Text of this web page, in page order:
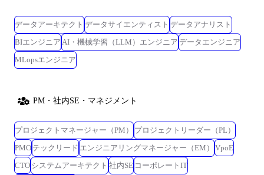
データアーキテクト データサイエンティスト データアナリスト
BIエンジニア AI・機械学習（LLM）エンジニア データエンジニア
MLopsエンジニア
PM・社内SE・マネジメント
プロジェクトマネージャー（PM）
プロジェクトリーダー（PL）
PMO テックリード エンジニアリングマネージャー（EM）
VpoE
CTO システムアーキテクト 社内SE コーポレートIT